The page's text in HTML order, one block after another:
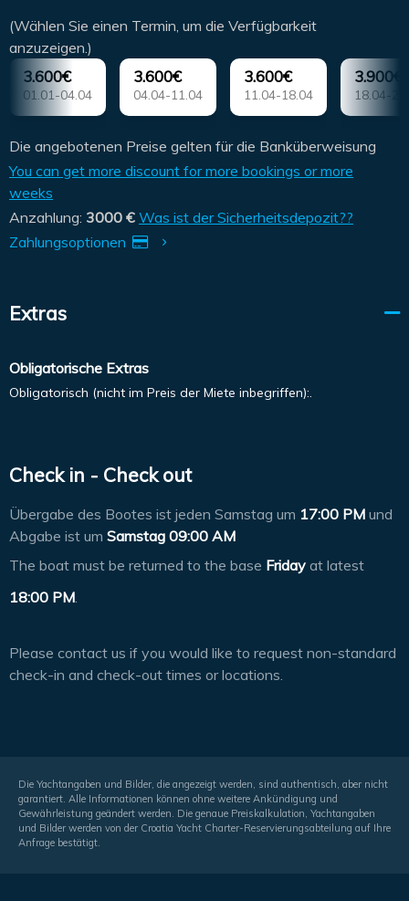
(Wählen Sie einen Termin, um die Verfügbarkeit
anzuzeigen.)
3.600€
01.01-04.04
3.600€
04.04-11.04
3.600€
11.04-18.04
3.900€
18.04-
Die angebotenen Preise gelten für die Banküberweisung
You can get more discount for more bookings or more
weeks
Anzahlung: 3000 € Was ist der Sicherheitsdepozit??
Zahlungsoptionen
Extras
Obligatorische Extras
Obligatorisch (nicht im Preis der Miete inbegriffen):.
Check in - Check out
Übergabe des Bootes ist jeden Samstag um 17:00 PM und
Abgabe ist um Samstag 09:00 AM
The boat must be returned to the base Friday at latest
18:00 PM
Please contact us if you would like to request non-standard
check-in and check-out times or locations.
Die Yachtangaben und Bilder, die angezeigt werden, sind authentisch, aber nicht
garantiert. Alle Informationen können ohne weitere Ankündigung und
Gewährleistung geändert werden. Die genaue Preiskalkulation, Yachtangaben
und Bilder werden von der Croatia Yacht Charter-Reservierungsabteilung auf Ihre
Anfrage bestätigt.